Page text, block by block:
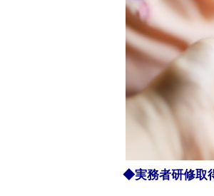
◆実務者研修取